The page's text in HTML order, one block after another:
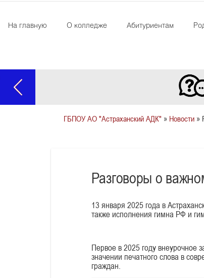
На главную О колледже Абитуриентам
ГБПОУ АО "Астраханский АДК" » Новости»
Разговоры о
13 января 2025 года в
также исполнения гимна РФ и
Первое в 2025 году внеурочное
значении печатного слова в
граждан.